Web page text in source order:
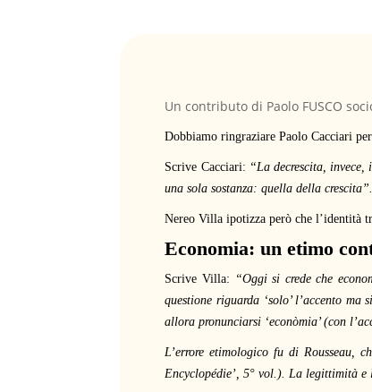
Un contributo di Paolo FUSCO
Dobbiamo ringraziare Paolo Cacciari
Scrive Cacciari: “La decrescita,
una sola sostanza: quella della crescita”.
Nereo Villa ipotizza però che l’identità
Economia: un etimo
Scrive Villa: “Oggi si crede che
questione riguarda ‘solo’ l’accento
allora pronunciarsi ‘econòmia’ (con
L’errore etimologico fu di Rousseau,
Encyclopédie’, 5° vol.). La legittimità